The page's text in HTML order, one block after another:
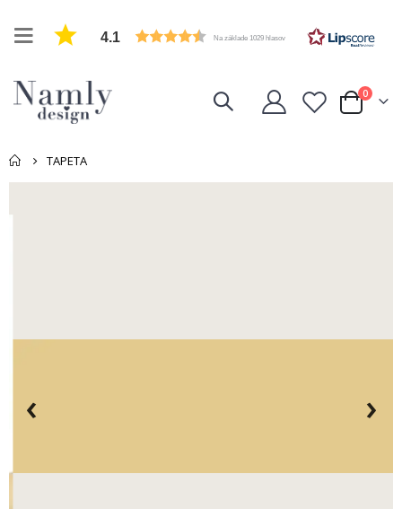
4.1 Na základe 1029 hlasov
Cart
0položky
TAPETA
‹ ›